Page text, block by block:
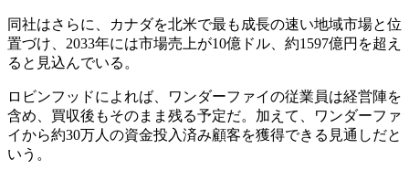
同社はさらに、カナダを北米で最も成長の速い地域市場と位
置づけ、2033年には市場売上が10億ドル、約1597億円を超え
ると見込んでいる。
ロビンフッドによれば、ワンダーファイの従業員は経営陣を
含め、買収後もそのまま残る予定だ。加えて、ワンダーファ
イから約30万人の資金投入済み顧客を獲得できる見通しだと
いう。